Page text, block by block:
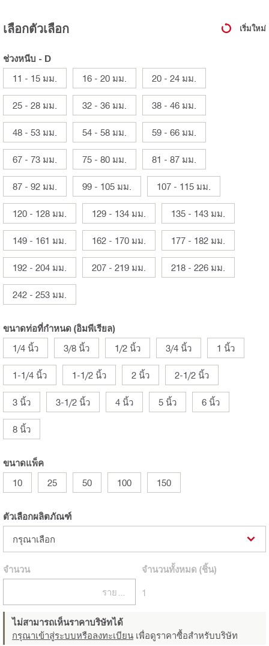
เลือกตัวเลือก เริ่มใหม่
ช่วงหนีบ - D
11 - 15 มม.
16 - 20 มม. 20 - 24 มม.
25 - 28 มม. 32 - 36 มม. 38 - 46 มม.
48 - 53 มม. 54 - 58 มม. 59 - 66 มม.
67 - 73 มม. 75 - 80 มม. 81 - 87 มม.
87 - 92 มม. 99 - 105 มม. 107 - 115 มม.
120 - 128 มม. 129 - 134 มม. 135 - 143 มม.
149 - 161 มม. 162 - 170 มม. 177 - 182 มม.
192 - 204 มม. 207 - 219 มม. 218 - 226 มม.
242 - 253 มม.
ขนาดท่อที่กำหนด (อิมพีเรียล)
1/4 นิ้ว
3/8 นิ้ว 1/2 นิ้ว 3/4 นิ้ว 1 นิ้ว
1-1/4 นิ้ว 1-1/2 นิ้ว 2 นิ้ว 2-1/2 นิ้ว
3 นิ้ว 3-1/2 นิ้ว 4 นิ้ว 5 นิ้ว 6 นิ้ว
8 นิ้ว
ขนาดแพ็ค
10
25 50 100 150
ตัวเลือกผลิตภัณฑ์
กรุณาเลือก
จำนวน จำนวนทั้งหมด (ชิ้น)
1
ไม่สามารถเห็นราคาบริษัทได้
กรุณาเข้าสู่ระบบหรือลงทะเบียน เพื่อดูราคาซื้อสำหรับบริษัท